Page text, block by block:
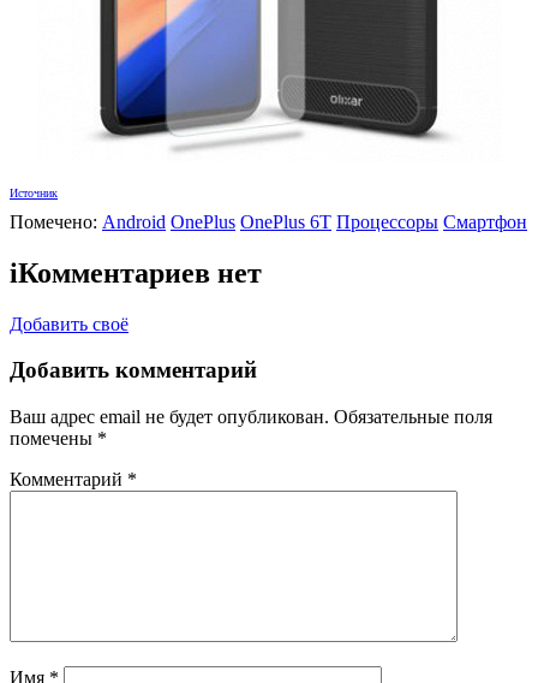
Источник
Помечено: Android OnePlus OnePlus 6T Процессоры Смартфон
iКомментариев нет
Добавить своё
Добавить комментарий
Ваш адрес email не будет опубликован. Обязательные поля
помечены *
Комментарий *
Имя *